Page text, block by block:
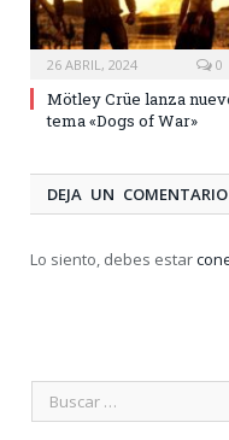
26 ABRIL, 2024 0
Mötley Crüe lanza
tema «Dogs of War»
DEJA UN COMENTARIO
Lo siento, debes estar